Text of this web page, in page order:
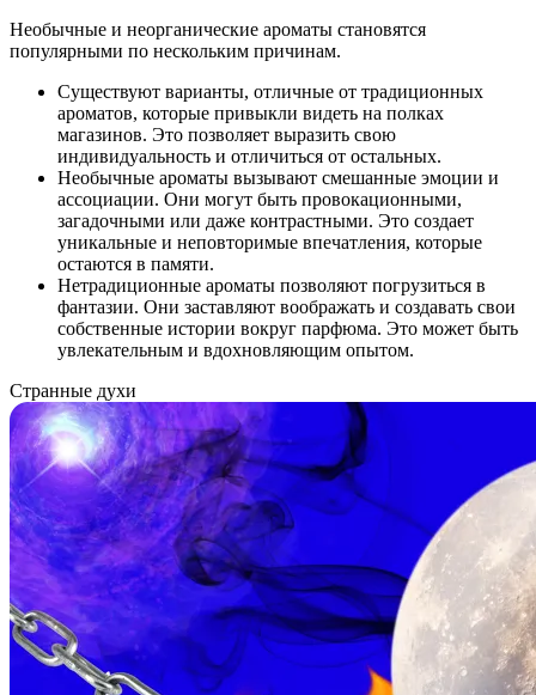
Необычные и неорганические ароматы становятся
популярными по нескольким причинам.
Существуют варианты, отличные от традиционных
ароматов, которые привыкли видеть на полках
магазинов. Это позволяет выразить свою
индивидуальность и отличиться от остальных.
Необычные ароматы вызывают смешанные эмоции и
ассоциации. Они могут быть провокационными,
загадочными или даже контрастными. Это создает
уникальные и неповторимые впечатления, которые
остаются в памяти.
Нетрадиционные ароматы позволяют погрузиться в
фантазии. Они заставляют воображать и создавать свои
собственные истории вокруг парфюма. Это может быть
увлекательным и вдохновляющим опытом.
Странные духи